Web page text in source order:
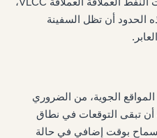
متر. تضمن هذه الحدود أن تظل السفينة
الجوية، من الضروري
تبقى التوقعات في نطاق
بوقت إضافي في حالة